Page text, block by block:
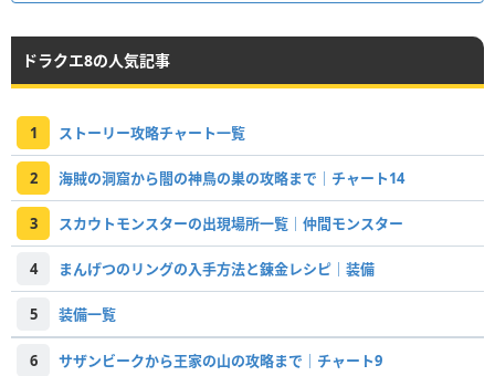
ドラクエ8の人気記事
1 ストーリー攻略チャート一覧
2 海賊の洞窟から闇の神鳥の巣の攻略まで｜チャート14
3 スカウトモンスターの出現場所一覧｜仲間モンスター
4 まんげつのリングの入手方法と錬金レシピ｜装備
5 装備一覧
6 サザンビークから王家の山の攻略まで｜チャート9